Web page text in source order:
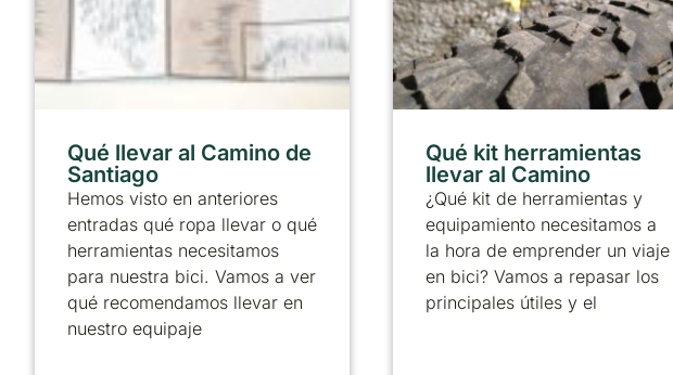
Qué llevar al Camino de
Santiago
Hemos visto en anteriores
entradas qué ropa llevar o qué
herramientas necesitamos
para nuestra bici. Vamos a ver
qué recomendamos llevar en
nuestro equipaje
Qué kit herramientas
llevar al Camino
¿Qué kit de herramientas y
equipamiento necesitamos a
la hora de emprender un viaje
en bici? Vamos a repasar los
principales útiles y el